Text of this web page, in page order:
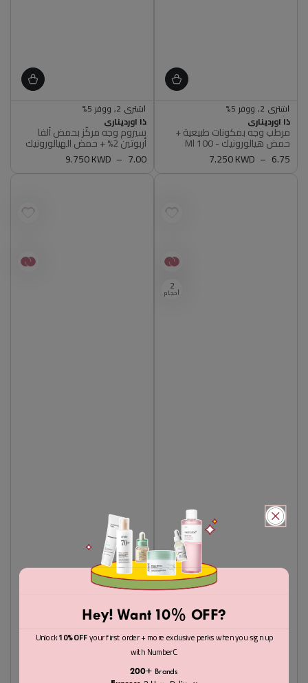
اشتري 3, ووفر 7%
متوفر
أصلي 100%
اشتري 2, ووفر 5%
اشتري 3, ووفر 7%
متوفر
البائع
ذا اورديناري
مرطب وجه بمكونات طبيعية +
حمض هيالورونيك - 100 Ml
سعر
6.75
7.250 KWD
اشتري 3, ووفر 7%
متوفر
أصلي 100%
اشتري 2, ووفر 5%
اشتري 3, ووفر 7%
متوفر
البائع
ذا اورديناري
سيروم وجه مركّز بحمض ألفا
أربوتين 2% + حمض الهيالورونيك
2% - 30 Ml
سعر
7.00
9.750 KWD
2
أحجام
Hey! Want 10% OFF?
Unlock10% OFFyour first order + more exclusive perks when you sign up
with NumberC.
200+ Brands